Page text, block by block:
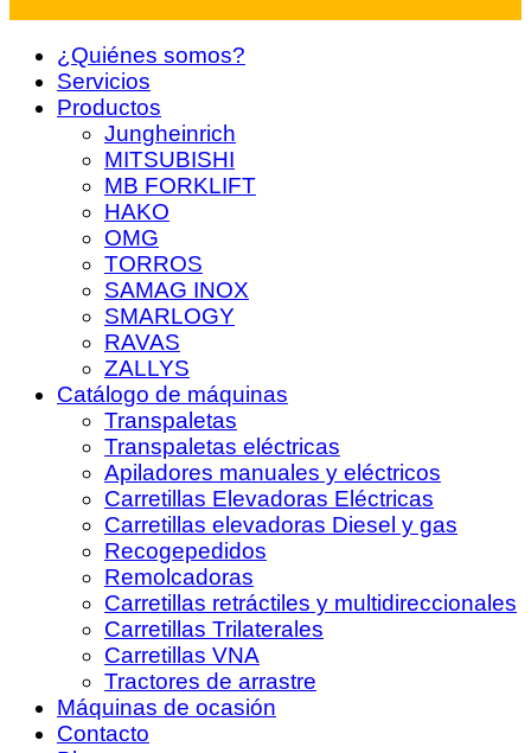
¿Quiénes somos?
Servicios
Productos
Jungheinrich
MITSUBISHI
MB FORKLIFT
HAKO
OMG
TORROS
SAMAG INOX
SMARLOGY
RAVAS
ZALLYS
Catálogo de máquinas
Transpaletas
Transpaletas eléctricas
Apiladores manuales y eléctricos
Carretillas Elevadoras Eléctricas
Carretillas elevadoras Diesel y gas
Recogepedidos
Remolcadoras
Carretillas retráctiles y multidireccionales
Carretillas Trilaterales
Carretillas VNA
Tractores de arrastre
Máquinas de ocasión
Contacto